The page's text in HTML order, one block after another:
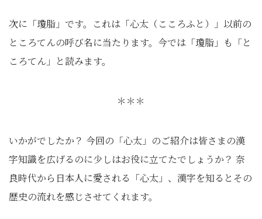
次に「瓊脂」です。これは「心太（こころふと）」以前の
ところてんの呼び名に当たります。今では「瓊脂」も「と
ころてん」と読みます。
＊＊＊
いかがでしたか？ 今回の「心太」のご紹介は皆さまの漢
字知識を広げるのに少しはお役に立てたでしょうか？ 奈
良時代から日本人に愛される「心太」、漢字を知るとその
歴史の流れを感じさせてくれます。